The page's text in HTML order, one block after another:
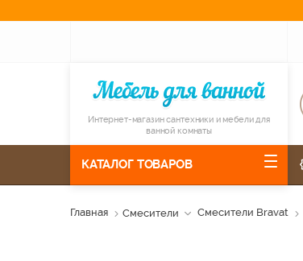
Интернет-магазин сантехники и мебели для
ванной комнаты
КАТАЛОГ ТОВАРОВ
Главная Смесители Смесители Bravat